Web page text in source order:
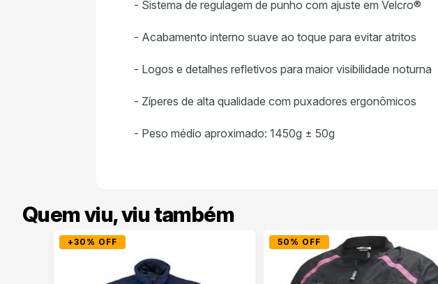
- Sistema de regulagem de punho com ajuste em Velcro®
- Acabamento interno suave ao toque para evitar atritos
- Logos e detalhes refletivos para maior visibilidade noturna
- Zíperes de alta qualidade com puxadores ergonômicos
- Peso médio aproximado: 1450g ± 50g
Quem viu, viu também
+30% OFF 50% OFF